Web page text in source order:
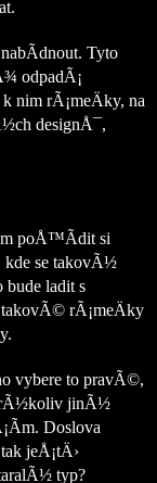
Tyto
odpadÃ¡
nim rÃ¡meÄky, na
designÅ¯,
poÅ™Ã­dit si
kde se takovÃ½
bude ladit s
rÃ¡meÄky
vybere to pravÃ©,
jinÃ½
Doslova
jeÅ¡tÄ›
typ?